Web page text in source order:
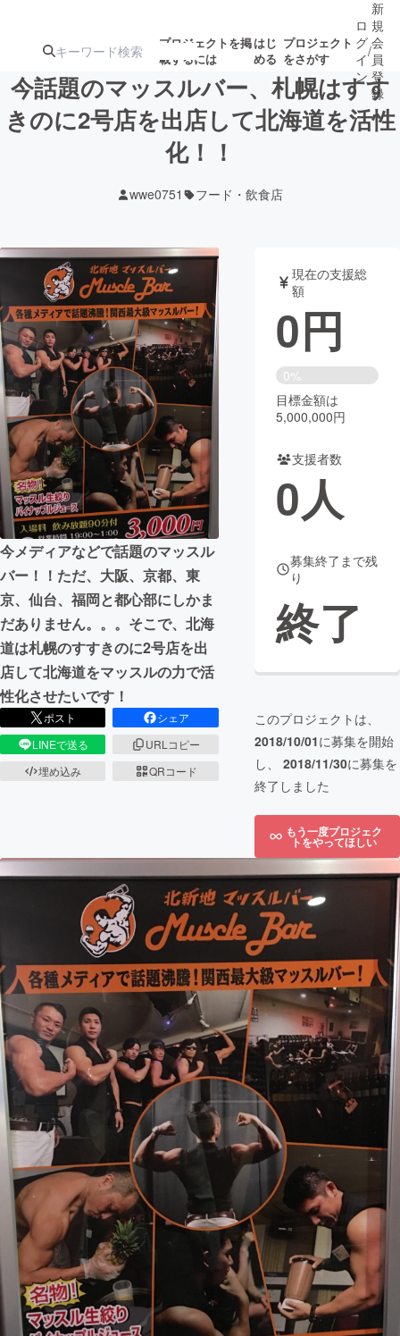
プロジェクトを掲
載するには
はじ
める
プロジェクト
をさがす
注目の新着プロ
募集終了が近いプ
テクノロジー・ガジェット
映像・映画 書籍・雑誌
ビジネス・起業 チャレンジ
まちづくり・地域活性化
CAMPFIRE for Social Good
CAMPFIRE Creation
CAMPFIREふるさと納税
コミュニティ
ロ
グ
イ
ン
/
新
規
会
員
登
録
今話題のマッスルバー、札幌はすす
きのに2号店を出店して北海道を活性
化！！
wwe0751 フード・飲食店
今メディアなどで話題のマッスル
バー！！ただ、大阪、京都、東
京、仙台、福岡と都心部にしかま
だありません。。。そこで、北海
道は札幌のすすきのに2号店を出
店して北海道をマッスルの力で活
性化させたいです！
ポスト
シェア
LINEで送る
URLコピー
埋め込み
QRコード
現在の支援総
額
0円
0%
目標金額は
5,000,000円
支援者数
0人
募集終了まで残
り
終了
このプロジェクトは、
2018/10/01に募集を開始
し、 2018/11/30に募集を
終了しました
もう一度プロジェク
トをやってほしい